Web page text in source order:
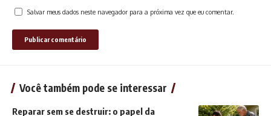
Salvar meus dados neste navegador para a próxima vez que eu comentar.
Você também pode se interessar
Reparar sem se destruir: o papel da